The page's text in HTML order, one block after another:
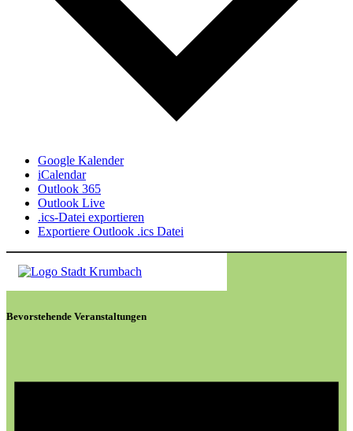
Google Kalender
iCalendar
Outlook 365
Outlook Live
.ics-Datei exportieren
Exportiere Outlook .ics Datei
Bevorstehende Veranstaltungen